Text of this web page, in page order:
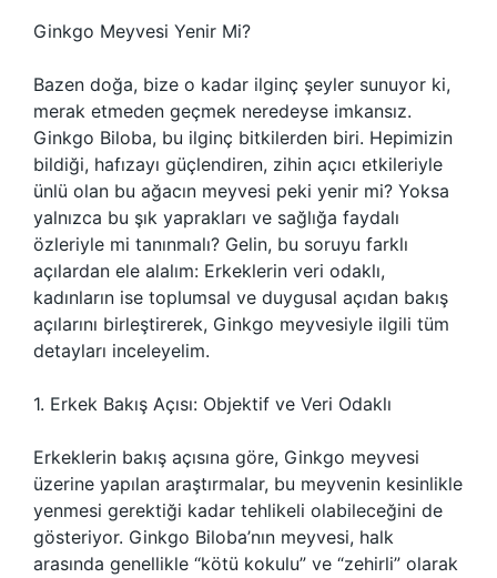
Ginkgo Meyvesi Yenir Mi?
Bazen doğa, bize o kadar ilginç şeyler sunuyor ki,
merak etmeden geçmek neredeyse imkansız.
Ginkgo Biloba, bu ilginç bitkilerden biri. Hepimizin
bildiği, hafızayı güçlendiren, zihin açıcı etkileriyle
ünlü olan bu ağacın meyvesi peki yenir mi? Yoksa
yalnızca bu şık yaprakları ve sağlığa faydalı
özleriyle mi tanınmalı? Gelin, bu soruyu farklı
açılardan ele alalım: Erkeklerin veri odaklı,
kadınların ise toplumsal ve duygusal açıdan bakış
açılarını birleştirerek, Ginkgo meyvesiyle ilgili tüm
detayları inceleyelim.
1. Erkek Bakış Açısı: Objektif ve Veri Odaklı
Erkeklerin bakış açısına göre, Ginkgo meyvesi
üzerine yapılan araştırmalar, bu meyvenin kesinlikle
yenmesi gerektiği kadar tehlikeli olabileceğini de
gösteriyor. Ginkgo Biloba’nın meyvesi, halk
arasında genellikle “kötü kokulu” ve “zehirli” olarak